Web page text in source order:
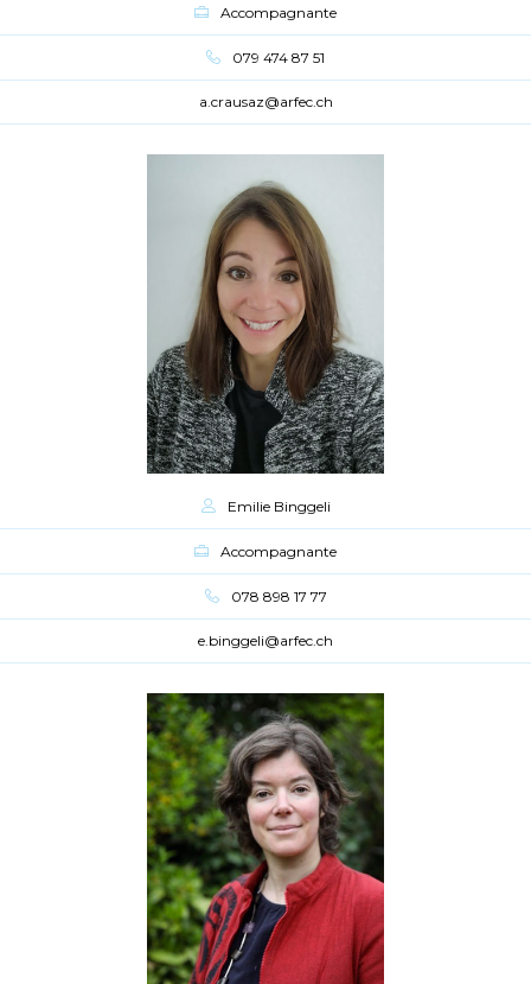
Accompagnante
079 474 87 51
a.crausaz@arfec.ch
Emilie Binggeli
Accompagnante
078 898 17 77
e.binggeli@arfec.ch